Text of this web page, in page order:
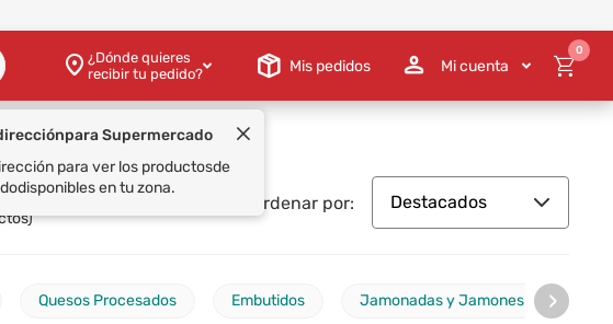
¿Dónde quieres
recibir tu pedido?
Mis pedidos Mi cuenta
0
para Supermercado
para ver los productosde
disponibles en tu zona.
Ordenar por: Destacados
Quesos Procesados Embutidos Jamonadas y Jamones Cocidos
›